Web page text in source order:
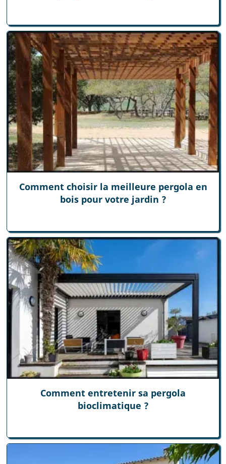
Comment choisir la meilleure pergola en
bois pour votre jardin ?
Comment entretenir sa pergola
bioclimatique ?